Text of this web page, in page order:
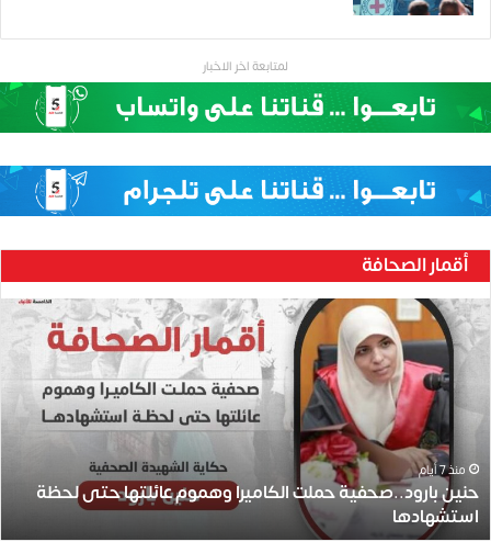
لمتابعة اخر الاخبار
أقمار الصحافة
حنين
بارود..صحفية
حملت
وهموم
عائلتها
حتى
لحظة
استشهادها
منذ 7 أيام
حنين بارود..صحفية حملت الكاميرا وهموم عائلتها حتى لحظة
استشهادها